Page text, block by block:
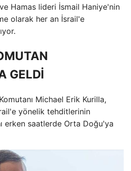
Hamas lideri İsmail Haniye'nin
olarak her an İsrail'e
GELDİ
Michael Erik Kurilla,
yönelik tehditlerinin
erken saatlerde Orta Doğu'ya